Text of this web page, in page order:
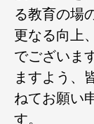
る教育の場
更なる向上
でございま
ますよう、
ねてお願い